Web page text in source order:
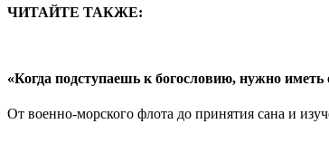
ЧИТАЙТЕ ТАКЖЕ:
«Когда подступаешь к богословию, нужно иметь
От военно-морского флота до принятия сана и